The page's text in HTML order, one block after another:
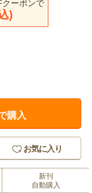
ーポンで
)
購入
お気に入り
新刊
自動購入